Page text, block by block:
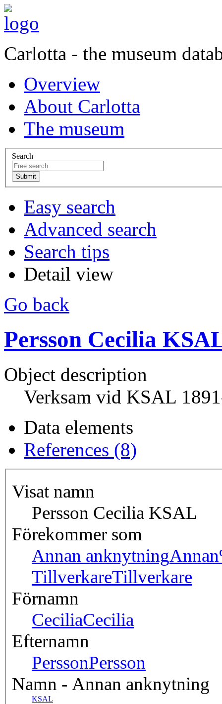
Carlotta - the museum
Overview
About Carlotta
The museum
Search
Easy search
Advanced search
Search tips
Detail view
Go back
Persson Cecilia
Object description
Verksam vid KSAL
Data elements
References (8)
Visat namn
Persson Cecilia KSAL
Förekommer som
Annan anknytning
TillverkareTillverkare
Förnamn
CeciliaCecilia
Efternamn
PerssonPersson
Namn - Annan anknytning
KSAL